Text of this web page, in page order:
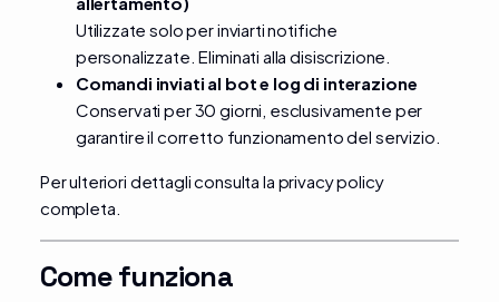
Utilizzate solo per inviarti notifiche
personalizzate. Eliminati alla disiscrizione.
Comandi inviati al bot e log di interazione
Conservati per 30 giorni, esclusivamente per
garantire il corretto funzionamento del servizio.
Per ulteriori dettagli consulta la privacy policy
completa.
Come funziona